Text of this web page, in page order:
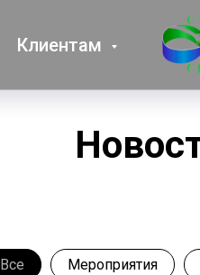
Клиентам
Все Мероприятия